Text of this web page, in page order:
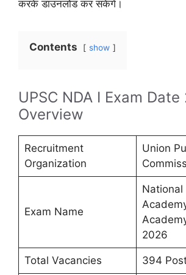
करके डाउनलोड कर सकेंगे।
Contents show
UPSC NDA I Exam
Overview
Recruitment
Organization
Union
Exam Name
National
2026
Total Vacancies 394